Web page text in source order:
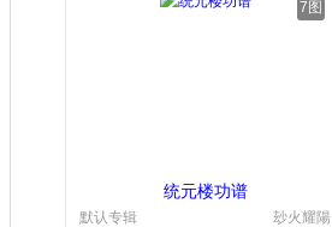
统元楼功谱
默认专辑
玅火耀陽
7图